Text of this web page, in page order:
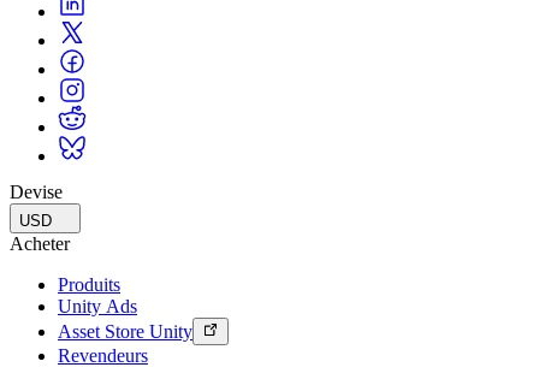
Devise
USD
Acheter
Produits
Unity Ads
Asset Store Unity
Revendeurs